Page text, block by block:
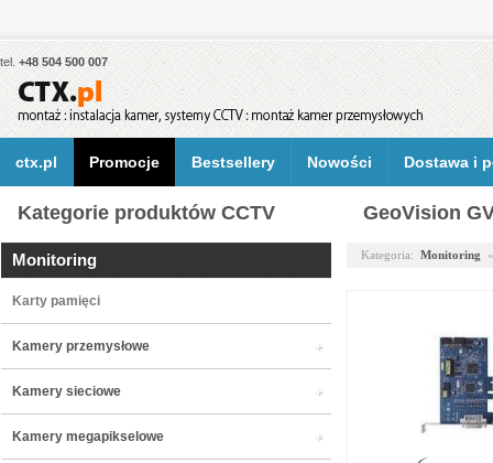
tel. +48 504 500 007
ctx.pl Promocje Bestsellery Nowości Dostawa i
Kategorie produktów CCTV
Monitoring
Karty pamięci
Kamery przemysłowe
Kamery sieciowe
Kamery megapikselowe
GeoVision
Kategoria: Monitoring